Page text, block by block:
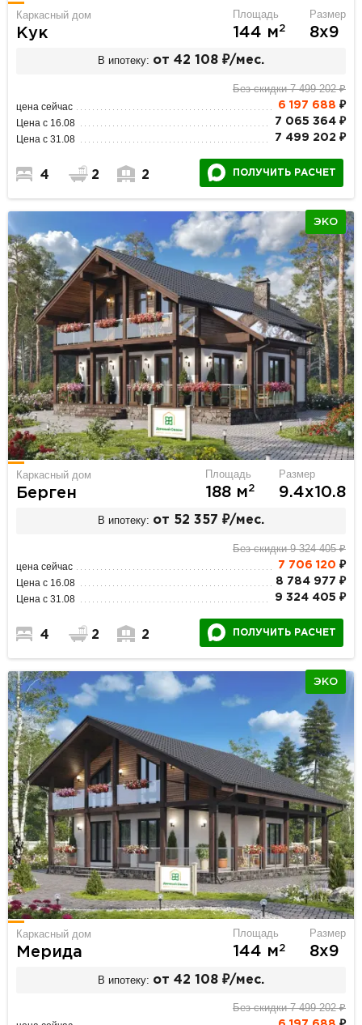
Каркасный дом
Кук
Площадь
144 м2
Размер
8х9
В ипотеку: от 42 108 ₽/мес.
Без скидки 7 499 202 ₽
цена сейчас 6 197 688 ₽
Цена с 16.08 7 065 364 ₽
Цена с 31.08 7 499 202 ₽
4 2 2 ПОЛУЧИТЬ РАСЧЕТ
ЭКО
Каркасный дом
Берген
Площадь
188 м2
Размер
9.4х10.8
В ипотеку: от 52 357 ₽/мес.
Без скидки 9 324 405 ₽
цена сейчас 7 706 120 ₽
Цена с 16.08 8 784 977 ₽
Цена с 31.08 9 324 405 ₽
4 2 2 ПОЛУЧИТЬ РАСЧЕТ
ЭКО
Каркасный дом
Мерида
Площадь
144 м2
Размер
8х9
В ипотеку: от 42 108 ₽/мес.
Без скидки 7 499 202 ₽